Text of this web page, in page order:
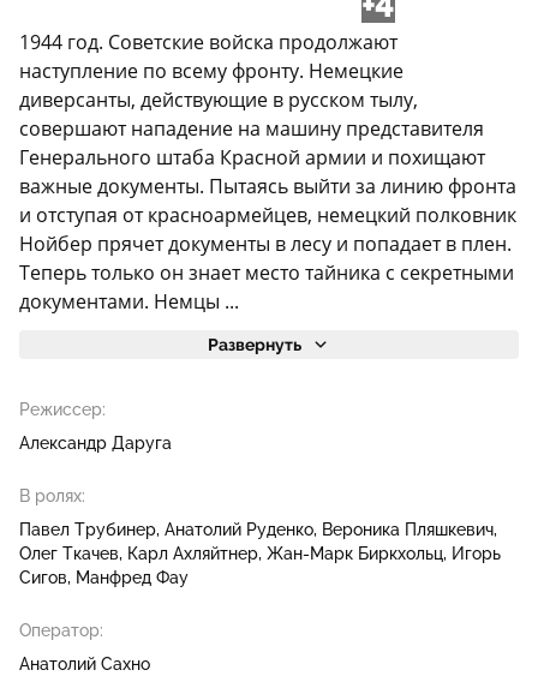
1944 год. Советские войска продолжают
наступление по всему фронту. Немецкие
диверсанты, действующие в русском тылу,
совершают нападение на машину представителя
Генерального штаба Красной армии и похищают
важные документы. Пытаясь выйти за линию фронта
и отступая от красноармейцев, немецкий полковник
Нойбер прячет документы в лесу и попадает в плен.
Теперь только он знает место тайника с секретными
документами. Немцы ...
Развернуть
Режиссер:
Александр Даруга
В ролях:
Павел Трубинер Анатолий Руденко Вероника Пляшкевич
Олег Ткачев
Карл Ахляйтнер Жан-Марк Биркхольц Игорь
Сигов
Манфред Фау
Оператор:
Анатолий Сахно